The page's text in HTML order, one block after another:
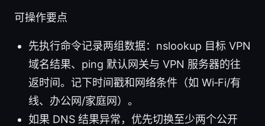
可操作要点
先执行命令记录两组数据：nslookup 目标 VPN
域名结果、ping 默认网关与 VPN 服务器的往
返时间。记下时间戳和网络条件（如 Wi‑Fi/有
线、办公网/家庭网）。
如果 DNS 结果异常，优先切换至少两个公开